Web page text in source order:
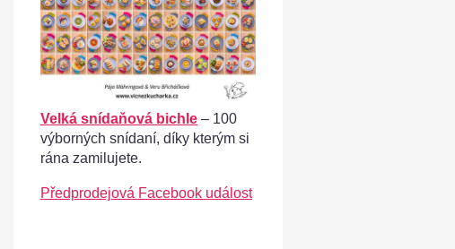
Rebarborový koláč - máslem vymažeme pekáček či formu
Velká snídaňová bichle – 100
výborných snídaní, díky kterým si
rána zamilujete.
Předprodejová Facebook událost